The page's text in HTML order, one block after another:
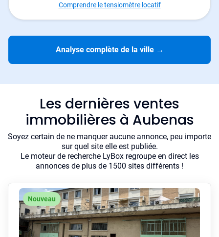
Comprendre le tensiomètre locatif
Analyse complète de la ville →
Les dernières ventes
immobilières à Aubenas
Soyez certain de ne manquer aucune annonce, peu importe
sur quel site elle est publiée.
Le moteur de recherche LyBox regroupe en direct les
annonces de plus de 1500 sites différents !
Nouveau